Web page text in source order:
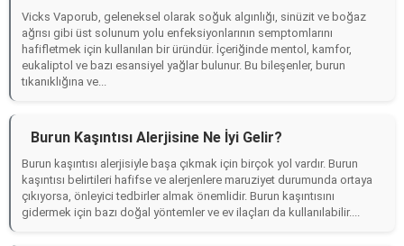
Vicks Vaporub, geleneksel olarak soğuk algınlığı, sinüzit ve boğaz
ağrısı gibi üst solunum yolu enfeksiyonlarının semptomlarını
hafifletmek için kullanılan bir üründür. İçeriğinde mentol, kamfor,
eukaliptol ve bazı esansiyel yağlar bulunur. Bu bileşenler, burun
tıkanıklığına ve...
Burun Kaşıntısı Alerjisine Ne İyi Gelir?
Burun kaşıntısı alerjisiyle başa çıkmak için birçok yol vardır. Burun
kaşıntısı belirtileri hafifse ve alerjenlere maruziyet durumunda ortaya
çıkıyorsa, önleyici tedbirler almak önemlidir. Burun kaşıntısını
gidermek için bazı doğal yöntemler ve ev ilaçları da kullanılabilir....